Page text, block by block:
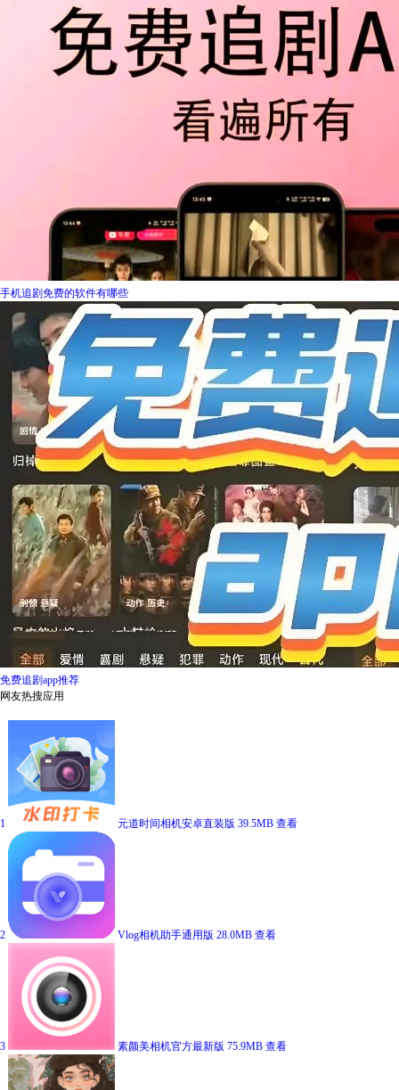
手机追剧免费的软件有哪些
免费追剧app推荐
网友热搜应用
1 元道时间相机安卓直装版 39.5MB 查看
2 Vlog相机助手通用版 28.0MB 查看
3 素颜美相机官方最新版 75.9MB 查看